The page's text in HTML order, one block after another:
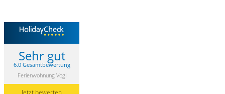
Sehr gut
6.0 Gesamtbewertung
Ferienwohnung Vogl
Jetzt bewerten